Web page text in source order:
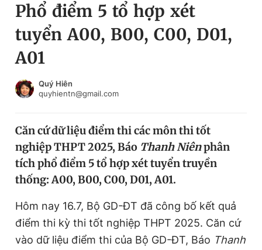
Chuyên mục
Chuyên mục khác
Chào ngày mới
Video Magazine
Tiện ích Bạn cần biết
Đổi mật khẩu
Tin đã lưu
Đăng xuất
Phổ điểm 5 tổ hợp xét
tuyển A00, B00, C00, D01,
A01
Quý Hiên
quyhientn@gmail.com
Căn cứ dữ liệu điểm thi các môn thi tốt
nghiệp THPT 2025, Báo Thanh Niênphân
tích phổ điểm 5 tổ hợp xét tuyển truyền
thống: A00, B00, C00, D01, A01.
Hôm nay 16.7, Bộ GD-ĐT đã công bố kết quả
điểm thi kỳ thi tốt nghiệp THPT 2025. Căn cứ
vào dữ liệu điểm thi của Bộ GD-ĐT, Báo Thanh